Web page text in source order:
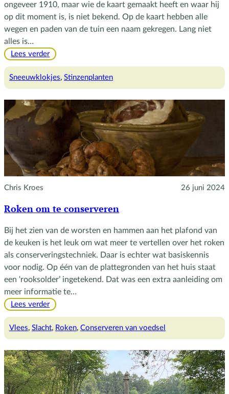
ongeveer 1910, maar wie de kaart gemaakt heeft en waar hij
op dit moment is, is niet bekend. Op de kaart hebben alle
wegen en paden van de tuin een naam gekregen. Lang niet
alles is…
Lees verder:
Sneeuwklokjes, Stinzenplanten
Chris Kroes 26 juni 2024
Roken om te conserveren
Bij het zien van de worsten en hammen aan het plafond van
de keuken is het leuk om wat meer te vertellen over het roken
als conserveringstechniek. Daar is echter wat basiskennis
voor nodig. Op één van de plattegronden van het huis staat
een ‘rooksolder’ ingetekend. Dat was een extra aanleiding om
meer informatie te…
Lees verder:
om
Vlees, Slacht, Roken, Conserveren van voedsel